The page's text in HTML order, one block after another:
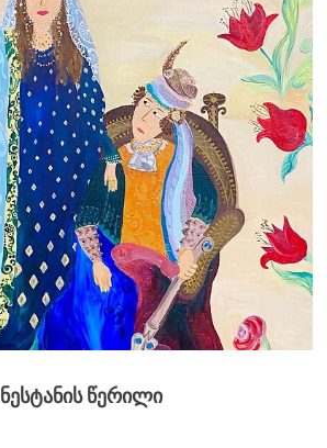
ნესტანის წერილი